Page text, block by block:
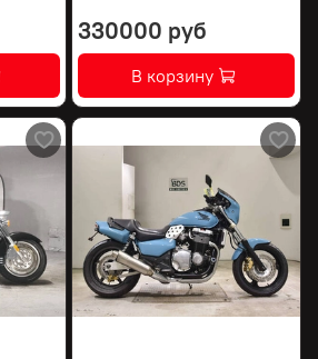
330000 руб
В корзину